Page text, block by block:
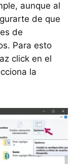
aunque al
de que
de
Para esto
click en el
la